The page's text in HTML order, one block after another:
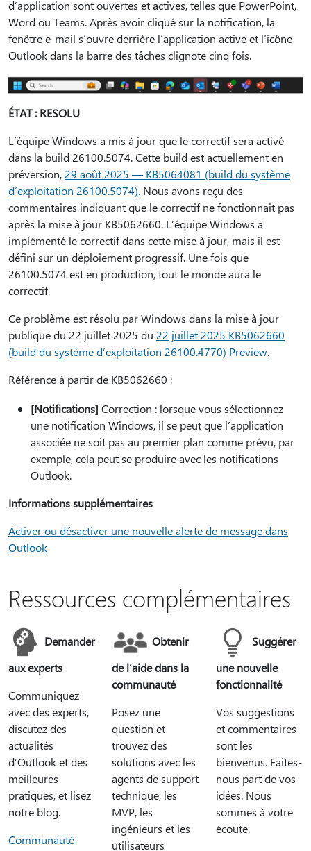
d’application sont ouvertes et actives, telles que PowerPoint,
Word ou Teams. Après avoir cliqué sur la notification, la
fenêtre e-mail s’ouvre derrière l’application active et l’icône
Outlook dans la barre des tâches clignote cinq fois.
ÉTAT : RESOLU
L’équipe Windows a mis à jour que le correctif sera activé
dans la build 26100.5074. Cette build est actuellement en
préversion, 29 août 2025 — KB5064081 (build du système
d’exploitation 26100.5074). Nous avons reçu des
commentaires indiquant que le correctif ne fonctionnait pas
après la mise à jour KB5062660. L’équipe Windows a
implémenté le correctif dans cette mise à jour, mais il est
défini sur un déploiement progressif. Une fois que
26100.5074 est en production, tout le monde aura le
correctif.
Ce problème est résolu par Windows dans la mise à jour
publique du 22 juillet 2025 du 22 juillet 2025 KB5062660
(build du système d’exploitation 26100.4770) Preview.
Référence à partir de KB5062660 :
[Notifications] Correction : lorsque vous sélectionnez
une notification Windows, il se peut que l’application
associée ne soit pas au premier plan comme prévu, par
exemple, cela peut se produire avec les notifications
Outlook.
Informations supplémentaires
Activer ou désactiver une nouvelle alerte de message dans
Outlook
Ressources complémentaires
Demander
aux experts
Communiquez
avec des experts,
discutez des
actualités
d’Outlook et des
meilleures
pratiques, et lisez
notre blog.
Communauté
Obtenir
de l’aide dans la
communauté
Posez une
question et
trouvez des
solutions avec les
agents de support
technique, les
MVP, les
ingénieurs et les
utilisateurs
Suggérer
une nouvelle
fonctionnalité
Vos suggestions
et commentaires
sont les
bienvenus. Faites-
nous part de vos
idées. Nous
sommes à votre
écoute.